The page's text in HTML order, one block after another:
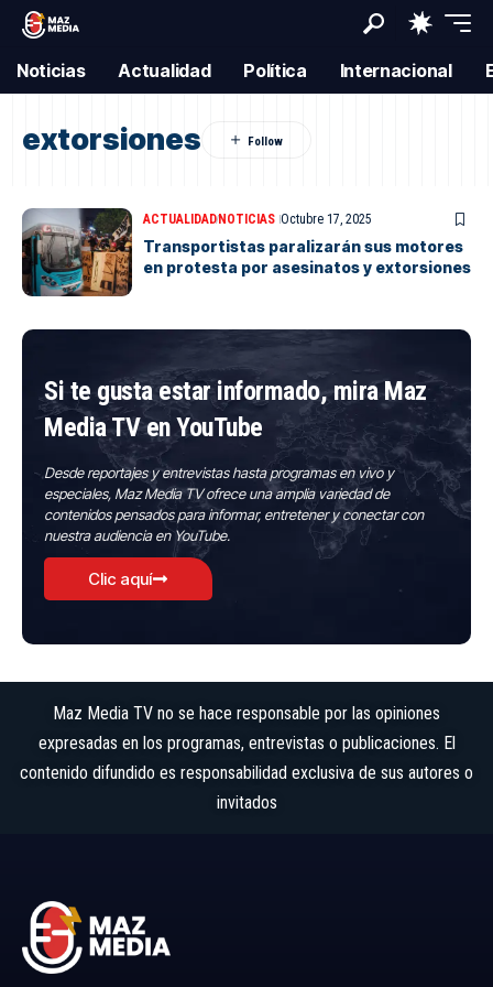
Noticias Actualidad Política Internacional
extorsiones
ACTUALIDADNOTICIAS Octubre 17, 2025
Transportistas paralizarán sus motores
en protesta por asesinatos y extorsiones
Si te gusta estar informado, mira Maz
Media TV en YouTube
Desde reportajes y entrevistas hasta programas en vivo y
especiales, Maz Media TV ofrece una amplia variedad de
contenidos pensados para informar, entretener y conectar con
nuestra audiencia en YouTube.
Clic aquí
Maz Media TV no se hace responsable por las opiniones
expresadas en los programas, entrevistas o publicaciones. El
contenido difundido es responsabilidad exclusiva de sus autores o
invitados